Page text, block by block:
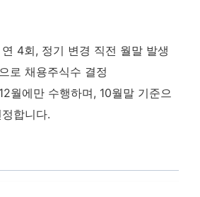
4회, 정기 변경 직전 월말 발생
로 채용주식수 결정
월에만 수행하며, 10월말 기준으
합니다.